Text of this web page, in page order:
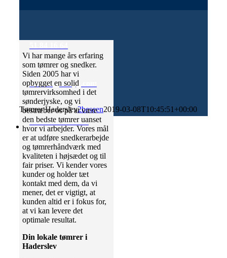
Tømrer Haderslev2beseen2019-03-08T10:45:51+00:00
anders@acbyg.com
Kontaktformular
Vi har mange års erfaring
som tømrer og snedker.
Siden 2005 har vi
opbygget en solid
tømrervirksomhed i det
sønderjyske, og vi
bestræber os på at være
den bedste tømrer uanset
hvor vi arbejder. Vores mål
er at udføre snedkerarbejde
og tømrerhåndværk med
kvaliteten i højsædet og til
fair priser. Vi kender vores
kunder og holder tæt
kontakt med dem, da vi
mener, det er vigtigt, at
kunden altid er i fokus for,
at vi kan levere det
optimale resultat.
Din lokale tømrer i
Haderslev